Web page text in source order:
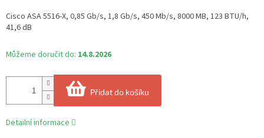
cena:
Můžeme doručit do: 14.8.2026
Přidat do košíku
Cisco ASA 5516-X, 0,85 Gb/s, 1,8 Gb/s, 450 Mb/s, 8000 MB, 123 BTU/h,
41,6 dB
Detailní informace